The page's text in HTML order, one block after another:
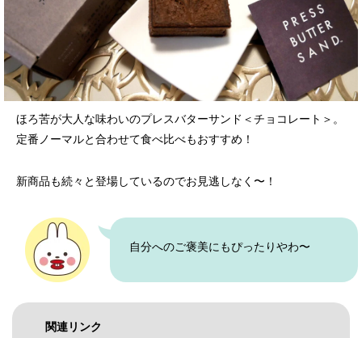
ほろ苦が大人な味わいのプレスバターサンド＜チョコレート＞。
定番ノーマルと合わせて食べ比べもおすすめ！
新商品も続々と登場しているのでお見逃しなく〜！
自分へのご褒美にもぴったりやわ〜
関連リンク